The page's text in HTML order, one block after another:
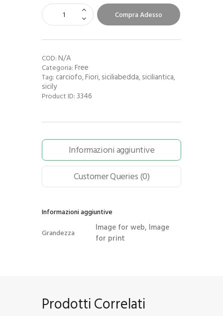
Compra Adesso
COD:N/A
Categoria:Free
Tag: carciofo,Fiori,siciliabedda,siciliantica,
sicily
Product ID: 3346
Informazioni aggiuntive
Customer Queries (0)
Informazioni aggiuntive
Grandezza
Image for web, Image
for print
Prodotti Correlati